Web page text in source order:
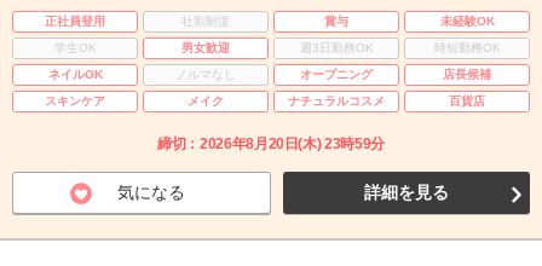
正社員登用 社割制度 賞与
未経験OK
学生OK
男女歓迎 週3日勤務OK
時短勤務OK
ネイルOK
ノルマなし オープニング
店長候補
スキンケア
メイク ナチュラルコスメ 百貨店
締切：2026年8月20日(木) 23時59分
気になる 詳細を見る